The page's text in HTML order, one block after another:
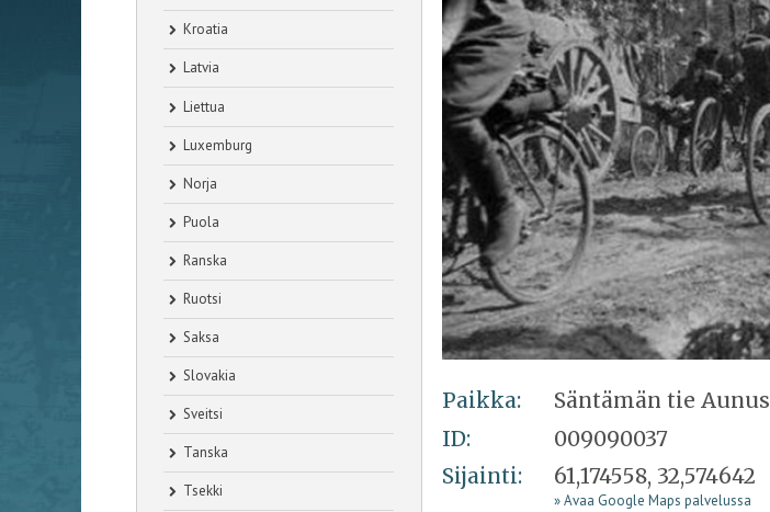
Kroatia
Latvia
Liettua
Luxemburg
Norja
Puola
Ranska
Ruotsi
Saksa
Slovakia
Sveitsi
Tanska
Tsekki
Paikka:
Säntämän tie Aunus
ID:
009090037
Sijainti:
61,174558, 32,574642
» Avaa Google Maps palvelussa